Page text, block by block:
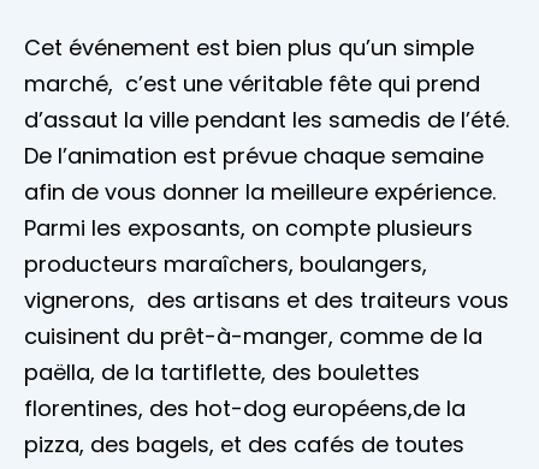
Cet événement est bien plus qu’un simple
marché, c’est une véritable fête qui prend
d’assaut la ville pendant les samedis de l’été.
De l’animation est prévue chaque semaine
afin de vous donner la meilleure expérience.
Parmi les exposants, on compte plusieurs
producteurs maraîchers, boulangers,
vignerons, des artisans et des traiteurs vous
cuisinent du prêt-à-manger, comme de la
paëlla, de la tartiflette, des boulettes
florentines, des hot-dog européens,de la
pizza, des bagels, et des cafés de toutes